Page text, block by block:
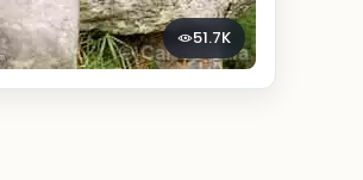
51.7K